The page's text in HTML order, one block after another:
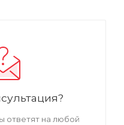
ответят на любой